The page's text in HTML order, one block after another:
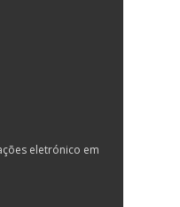
eletrónico em